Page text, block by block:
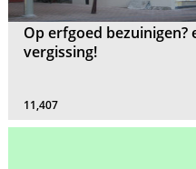
Op erfgoed bezuinigen?
vergissing!
11,407